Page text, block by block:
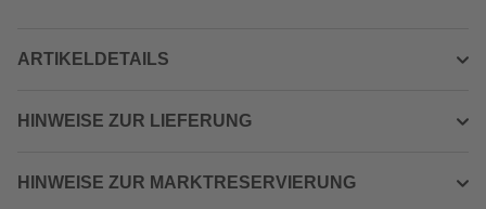
ARTIKELDETAILS
HINWEISE ZUR LIEFERUNG
HINWEISE ZUR MARKTRESERVIERUNG